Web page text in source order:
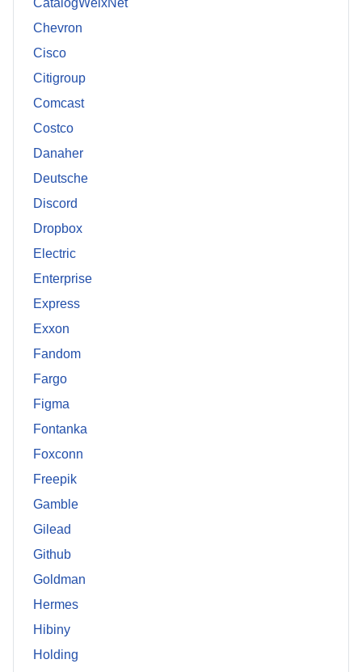
CatalogWelxNet
Chevron
Cisco
Citigroup
Comcast
Costco
Danaher
Deutsche
Discord
Dropbox
Electric
Enterprise
Express
Exxon
Fandom
Fargo
Figma
Fontanka
Foxconn
Freepik
Gamble
Gilead
Github
Goldman
Hermes
Hibiny
Holding